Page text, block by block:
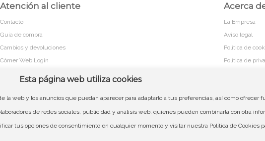
Atención al cliente
Contacto
Guía de compra
Cambios y devoluciones
Córner Web Login
Acerca
La Empresa
Aviso legal
Política de
Política de
Aviso legal Políticas de privacidad
Esta página web utiliza cookies
web y los anuncios que puedan aparecer para adaptarlo a tus preferencias, así como ofrecer
de redes sociales, publicidad y análisis web, quienes pueden combinarla con otra
tus opciones de consentimiento en cualquier momento y visitar nuestra Política de Cookies